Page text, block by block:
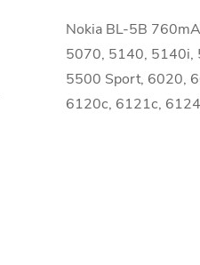
Nokia BL-5B
5070, 5140, 5140i,
5500 Sport, 6020,
6120c, 6121c,